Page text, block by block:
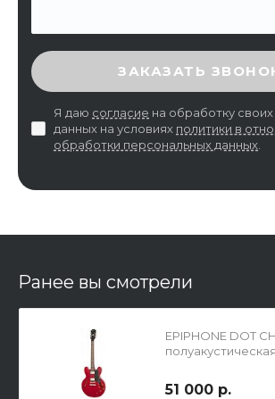
ВВЕДИТЕ ПРОВЕРОЧНЫЙ КОД
ЗАКАЗАТЬ
Я даю согласие на обработку
данных на условиях политики в
обработки персональных данных
Ранее вы смотрели
EPIPHONE DOT
полуакустическая
51 000 р.